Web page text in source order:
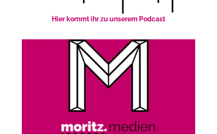
Hier kommt ihr zu unserem Podcast